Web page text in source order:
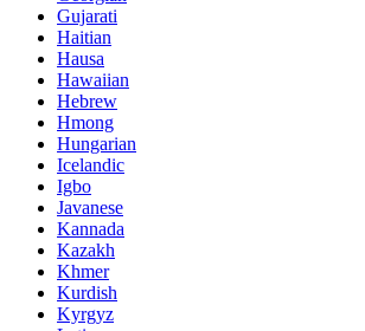
Gujarati
Haitian
Hausa
Hawaiian
Hebrew
Hmong
Hungarian
Icelandic
Igbo
Javanese
Kannada
Kazakh
Khmer
Kurdish
Kyrgyz